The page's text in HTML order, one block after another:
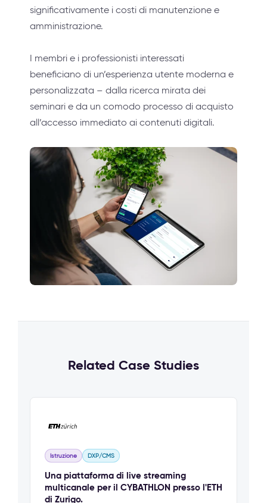
significativamente i costi di manutenzione e
amministrazione.
I membri e i professionisti interessati
beneficiano di un’esperienza utente moderna e
personalizzata – dalla ricerca mirata dei
seminari e da un comodo processo di acquisto
all’accesso immediato ai contenuti digitali.
Related Case Studies
Istruzione DXP/CMS
Una piattaforma di live streaming
multicanale per il CYBATHLON presso l'ETH
di Zurigo.